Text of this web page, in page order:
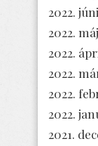
2022.
2022.
2022.
2022.
2022.
2022.
2021.